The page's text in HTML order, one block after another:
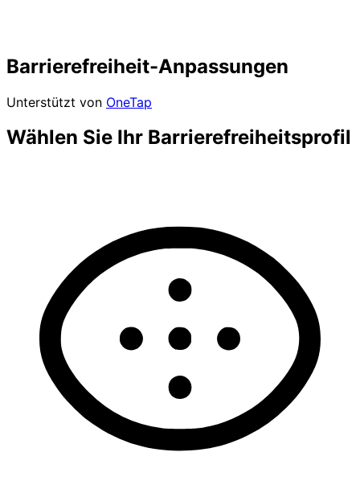
Barrierefreiheit-Anpassungen
Unterstützt von OneTap
Wählen Sie Ihr Barrierefreiheitsprofil